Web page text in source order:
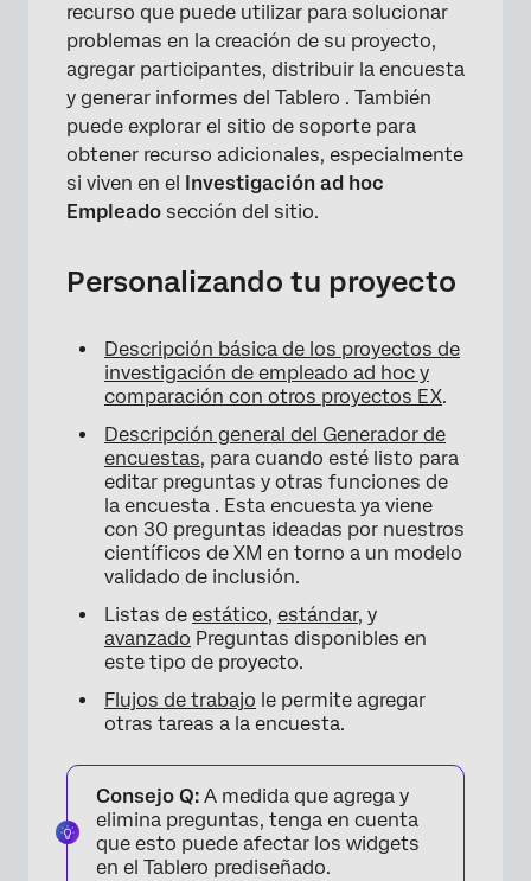
recurso que puede utilizar para solucionar
problemas en la creación de su proyecto,
agregar participantes, distribuir la encuesta
y generar informes del Tablero . También
puede explorar el sitio de soporte para
obtener recurso adicionales, especialmente
si viven en el Investigación ad hoc
Empleado sección del sitio.
Personalizando tu proyecto
Descripción básica de los proyectos de
investigación de empleado ad hoc y
comparación con otros proyectos EX.
Descripción general del Generador de
encuestas, para cuando esté listo para
editar preguntas y otras funciones de
la encuesta . Esta encuesta ya viene
con 30 preguntas ideadas por nuestros
científicos de XM en torno a un modelo
validado de inclusión.
Listas de estático, estándar, y
avanzado Preguntas disponibles en
este tipo de proyecto.
Flujos de trabajo le permite agregar
otras tareas a la encuesta.
Consejo Q: A medida que agrega y
elimina preguntas, tenga en cuenta
que esto puede afectar los widgets
en el Tablero prediseñado.